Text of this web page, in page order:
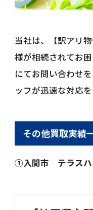
当社は、【訳アリ
様が相続されてお
にてお問い合わせ
ッフが迅速な対応を
その他買取実績
①入間市 テラス